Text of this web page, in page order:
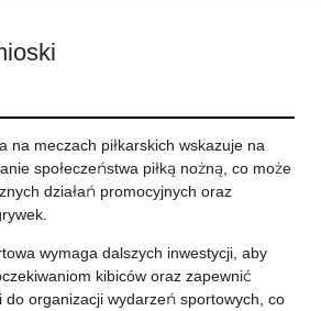
na meczach piłkarskich wskazuje na
społeczeństwa piłką nożną, co może
działań promocyjnych oraz
wymaga dalszych inwestycji, aby
kibiców oraz zapewnić
do organizacji wydarzeń sportowych, co